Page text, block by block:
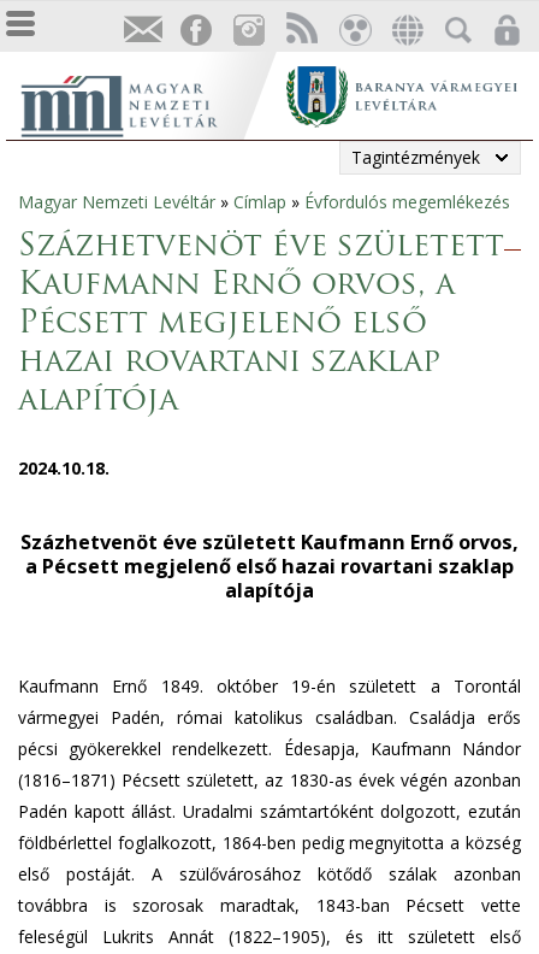
Tagintézmények
Jelenlegi
hely
Magyar Nemzeti Levéltár » Címlap » Évfordulós megemlékezés
Százhetvenöt éve született
Kaufmann Ernő orvos, a
Pécsett megjelenő első
hazai rovartani szaklap
alapítója
2024.10.18.
Százhetvenöt éve született Kaufmann Ernő orvos,
a Pécsett megjelenő első hazai rovartani szaklap
alapítója
Kaufmann Ernő 1849. október 19-én született a Torontál
vármegyei Padén, római katolikus családban. Családja erős
pécsi gyökerekkel rendelkezett. Édesapja, Kaufmann Nándor
(1816–1871) Pécsett született, az 1830-as évek végén azonban
Padén kapott állást. Uradalmi számtartóként dolgozott, ezután
földbérlettel foglalkozott, 1864-ben pedig megnyitotta a község
első postáját. A szülővárosához kötődő szálak azonban
továbbra is szorosak maradtak, 1843-ban Pécsett vette
feleségül Lukrits Annát (1822–1905), és itt született első